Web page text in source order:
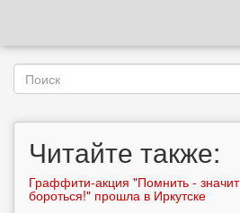
Форма
Читайте также:
Граффити-акция "Помнить - значит
бороться!" прошла в Иркутске